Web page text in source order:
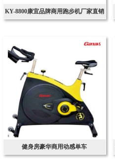
KY-8800康宜品牌商用跑步机厂家直销
健身房豪华商用动感单车